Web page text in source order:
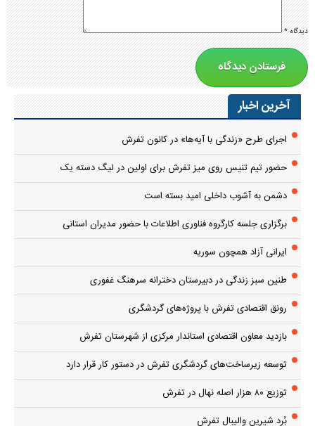
دیدگاه*
آخرین اخبار
اجرای طرح «زندگی با آیه‌ها» در کانون تفرش
حضور تیم تنیس روی میز تفرش برای اولین در لیگ دسته یک
دشمن به آشوب داخلی امید بسته است
برگزاری جلسه کارگروه فناوری اطلاعات با حضور مدیران استانی
ایرانی آزاد همچون سوریه
طنین سبز زندگی در دبیرستان دخترانه سرهنگ غفوری
رونق اقتصادی تفرش با پروژه‌های گردشگری
بازدید معاون اقتصادی استاندار مرکزی از شهرستان تفرش
توسعه زیرساخت‌های گردشگری تفرش در دستور کار قرار دارد
توزیع ۸۰ هزار اصله نهال در تفرش
بُرد شیرین والیبال تفرش